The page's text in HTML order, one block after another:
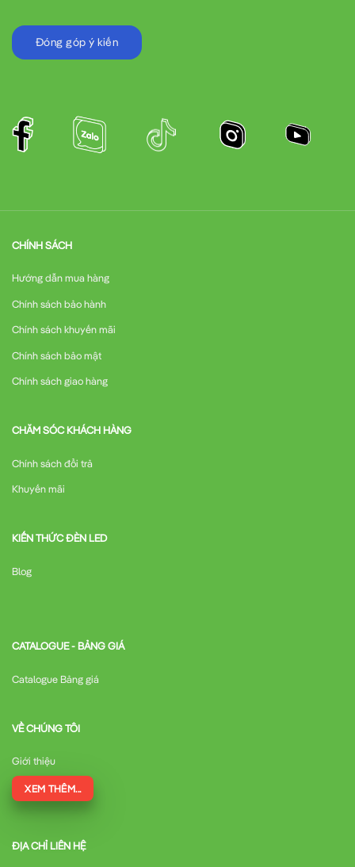
Đóng góp ý kiến
CHÍNH SÁCH
Hướng dẫn mua hàng
Chính sách bảo hành
Chính sách khuyến mãi
Chính sách bảo mật
Chính sách giao hàng
CHĂM SÓC KHÁCH HÀNG
Chính sách đổi trả
Khuyến mãi
KIẾN THỨC ĐÈN LED
Blog
CATALOGUE - BẢNG GIÁ
Catalogue Bảng giá
VỀ CHÚNG TÔI
Giới thiệu
XEM THÊM...
ĐỊA CHỈ LIÊN HỆ